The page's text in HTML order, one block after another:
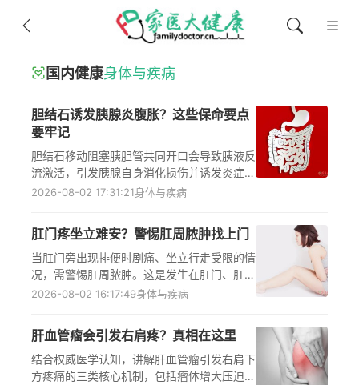
国内健康身体与疾病
胆结石诱发胰腺炎腹胀？这些保命要点
要牢记
胆结石移动阻塞胰胆管共同开口会导致胰液反
流激活，引发胰腺自身消化损伤并诱发炎症，
炎症波及胃肠道后会影响蠕动与消化功能，进
医疗机构就诊，遵循医嘱接受治疗、调整饮食
与日常护理，同时警惕腹痛、发热等伴随症
状，避免延误病情。
2026-08-02 17:31:21身体与疾病
肛门疼坐立难安？警惕肛周脓肿找上门
当肛门旁出现排便时剧痛、坐立行走受限的情
况，需警惕肛周脓肿。这是发生在肛门、肛管
和直肠周围的急性化脓性感染性疾病，多由肛
伴随局部红肿、硬块，严重时出现发热乏力等
全身症状，会严重影响日常活动与排便，需及
时到肛肠外科就诊，遵医嘱接受规范治疗。
2026-08-02 16:17:49身体与疾病
肝血管瘤会引发右肩疼？真相在这里
结合权威医学认知，讲解肝血管瘤引发右肩下
方疼痛的三类核心机制，包括瘤体增大压迫周